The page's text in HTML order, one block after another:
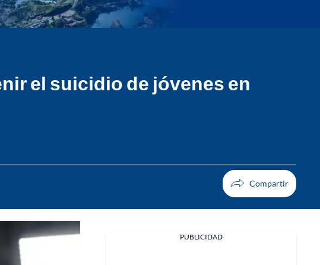
el suicidio de jóvenes en
PUBLICIDAD